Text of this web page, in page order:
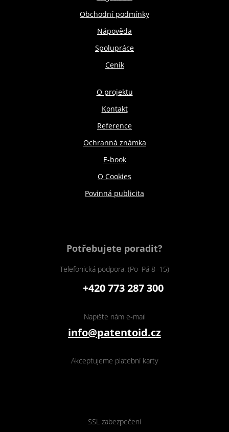
Obchodní podmínky
Nápověda
Spolupráce
Ceník
O projektu
Kontakt
Reference
Ochranná známka
E-book
O Cookies
Povinná publicita
Potřebujete poradit?
Telefonická podpora: (Po–Pá 8–15)
+420 773 287 300
Napište nám e-mail
info@patentoid.cz
Akceptujeme platební karty
SSL zabezpečení